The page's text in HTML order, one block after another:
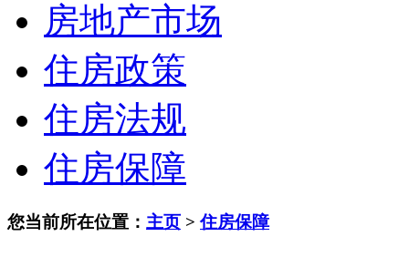
房地产市场
住房政策
住房法规
住房保障
您当前所在位置： 主页 > 住房保障